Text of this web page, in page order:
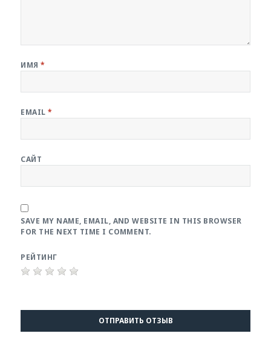
ИМЯ*
EMAIL*
САЙТ
SAVE MY NAME, EMAIL, AND WEBSITE IN THIS BROWSER
FOR THE NEXT TIME I COMMENT.
РЕЙТИНГ